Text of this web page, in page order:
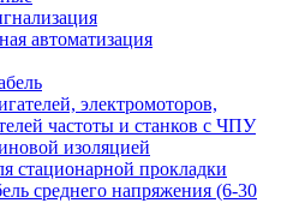
автоматизация
электромоторов,
частоты и станков с ЧПУ
изоляцией
стационарной прокладки
среднего напряжения (6-30